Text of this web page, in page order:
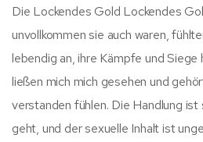
Die Lockendes Gold Lockendes
unvollkommen sie auch waren,
lebendig an, ihre Kämpfe und Siege
ließen mich mich gesehen und
verstanden fühlen. Die Handlung ist
geht, und der sexuelle Inhalt ist